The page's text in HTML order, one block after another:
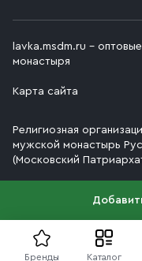
Бренды Каталог
lavka.msdm.ru –
монастыря
Карта сайта
Религиозная
мужской монастырь
(Московский